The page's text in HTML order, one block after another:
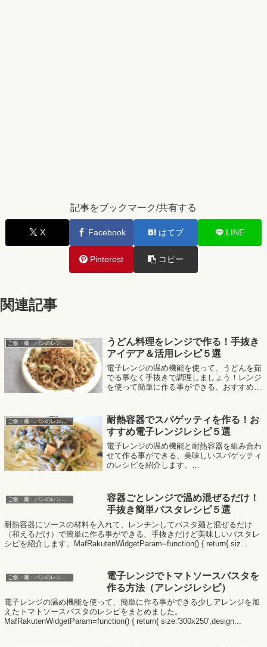
記事をブックマーク/共有する
X Facebook はてブ LINE
Pinterest コピー
関連記事
ご飯・麺・パンのレンジレシピ
うどん料理をレンジで作る！手抜き
アイデア＆活用レシピ５選
電子レンジの温め機能を使って、うどんを茹
でる事なく手抜きで調理しましょう！レンジ
を使って簡単に作る事ができる、おすすめの
size:...
ご飯・麺・パンのレンジレシピ
耐熱容器でスパゲッティを作る！お
すすめ電子レンジレシピ５選
電子レンジの温め機能と耐熱容器を組み合わ
せて作る事ができる、美味しいスパゲッティ
のレシピを紹介します。
ご飯・麺・パンのレンジレシピ
容器ごとレンジで温め混ぜるだけ！
手抜き簡単パスタレシピ５選
耐熱容器にソースの材料を入れて、レンチンしてパスタ麺と混ぜるだけ
（和えるだけ）で簡単に作る事ができる、手抜きだけど美味しいパスタレ
シピを紹介します。MafRakutenWidgetParam=function() { return{ siz...
電子レンジでトマトソースパスタを
作る方法（アレンジレシピ）
電子レンジの温め機能を使って、簡単に作る事ができる少しアレンジを加
えたトマトソースパスタのレシピをまとめました。
MafRakutenWidgetParam=function() { return{ size:'300x250',design...